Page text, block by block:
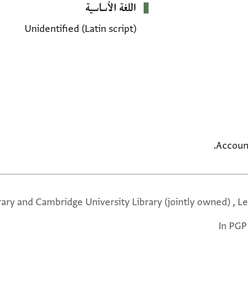
اللغة الأساسية
Unidentified (Latin script)
and Cambridge University Library (jointly owned) ,
In